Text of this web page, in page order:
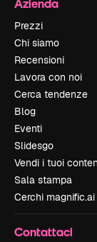
Azienda
Prezzi
Chi siamo
Recensioni
Lavora con noi
Cerca tendenze
Blog
Eventi
Slidesgo
Vendi i tuoi
Sala stampa
Cerchi magnific.ai
Contattaci